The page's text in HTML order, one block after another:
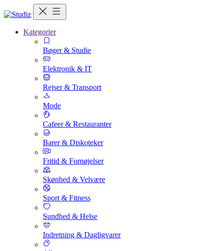
Kategorier
Bøger & Studie
Elektronik & IT
Rejser & Transport
Mode
Cafeer & Restauranter
Barer & Diskoteker
Fritid & Fornøjelser
Skønhed & Velvære
Sport & Fitness
Sundhed & Helse
Indretning & Dagligvarer